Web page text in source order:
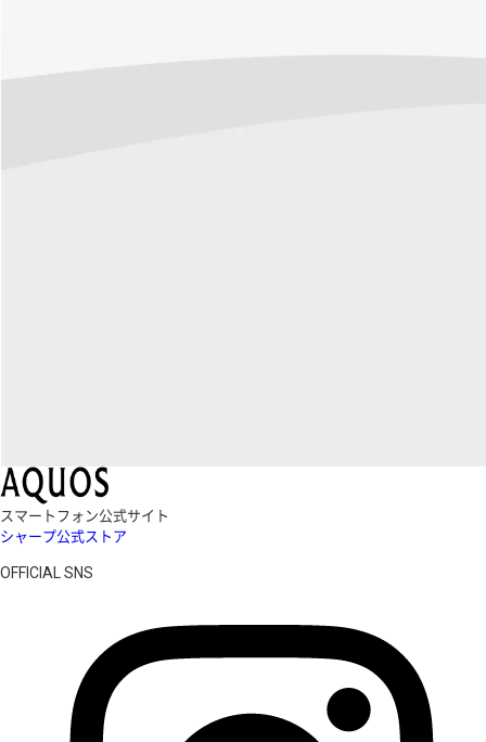
スマートフォン公式サイト
シャープ公式ストア
OFFICIAL SNS